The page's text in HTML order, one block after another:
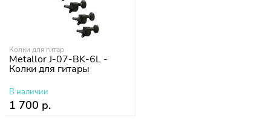
Колки для гитар
Metallor J-07-BK-6L -
Колки для гитары
В наличии
1 700 р.